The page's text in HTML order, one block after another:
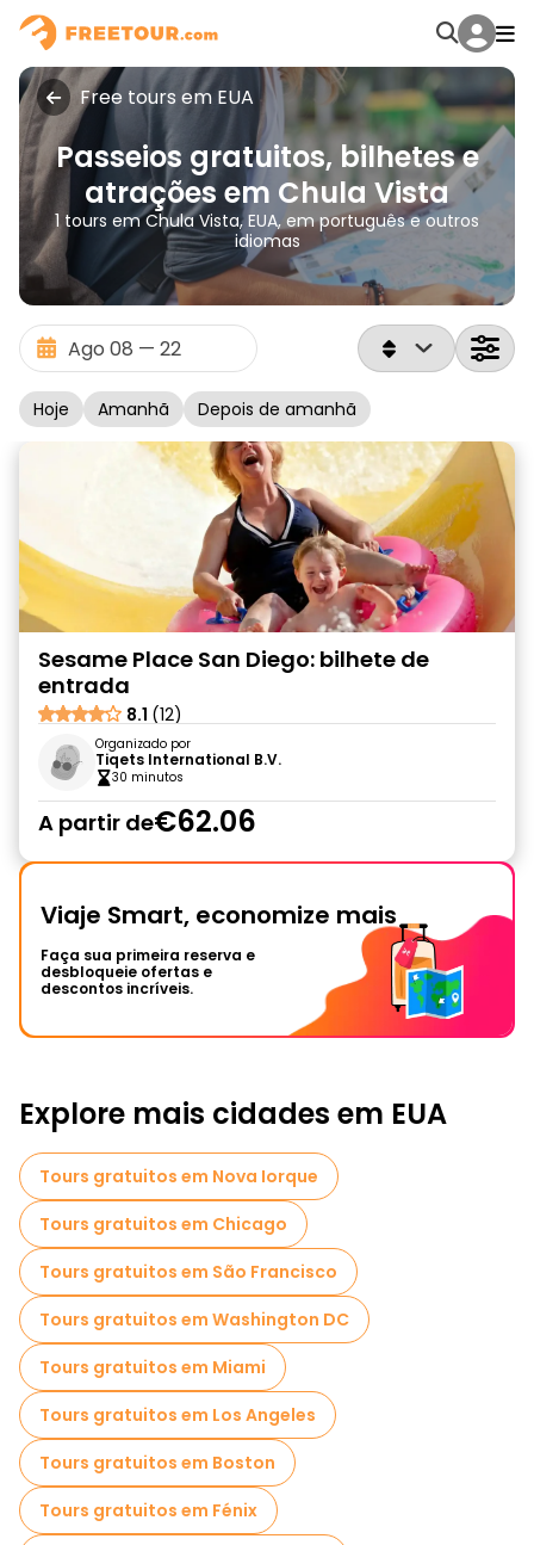
Free tours em EUA
Passeios gratuitos, bilhetes e
atrações em Chula Vista
1 tours em Chula Vista, EUA, em português e outros
idiomas
Hoje Amanhã Depois de amanhã
Sesame Place San Diego: bilhete de
entrada
8.1 (12)
Organizado por
Tiqets International B.V.
30 minutos
A partir de€62.06
Viaje Smart, economize mais
Faça sua primeira reserva e
desbloqueie ofertas e
descontos incríveis.
Explore mais cidades em EUA
Tours gratuitos em Nova Iorque
Tours gratuitos em Chicago
Tours gratuitos em São Francisco
Tours gratuitos em Washington DC
Tours gratuitos em Miami
Tours gratuitos em Los Angeles
Tours gratuitos em Boston
Tours gratuitos em Fénix